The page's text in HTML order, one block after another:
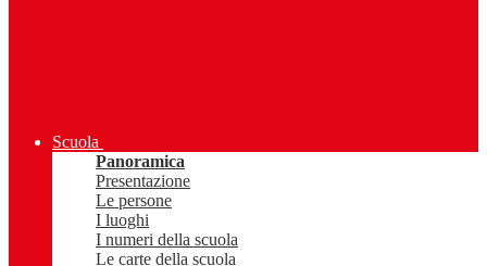
Scuola
Panoramica
Presentazione
Le persone
I luoghi
I numeri della scuola
Le carte della scuola